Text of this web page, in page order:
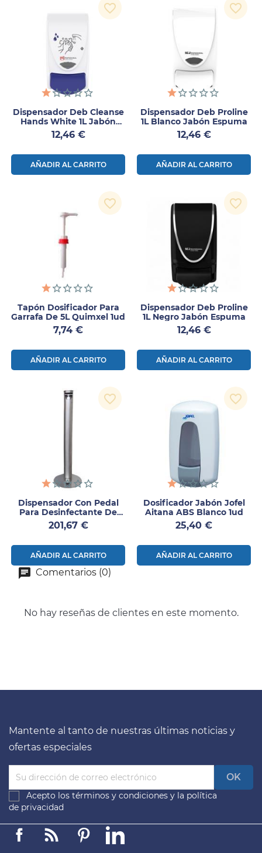
Dispensador Deb Cleanse
Hands White 1L Jabón
Espuma
Precio
12,46 €
AÑADIR AL CARRITO
favorite_border
Dispensador Deb Proline
1L Blanco Jabón Espuma
Precio
12,46 €
AÑADIR AL CARRITO
favorite_border
Tapón Dosificador Para
Garrafa De 5L Quimxel 1ud
Precio
7,74 €
AÑADIR AL CARRITO
favorite_border
Dispensador Deb Proline
1L Negro Jabón Espuma
Precio
12,46 €
AÑADIR AL CARRITO
favorite_border
Dispensador Con Pedal
Para Desinfectante De
Manos
Precio
201,67 €
AÑADIR AL CARRITO
favorite_border
Dosificador Jabón Jofel
Aitana ABS Blanco 1ud
Precio
25,40 €
AÑADIR AL CARRITO
favorite_border
Comentarios (0)
No hay reseñas de clientes en este momento.
Mantente al tanto de nuestras últimas noticias y
ofertas especiales
Acepto los términos y condiciones y la política
de privacidad
FacebookLinkedinPinterest